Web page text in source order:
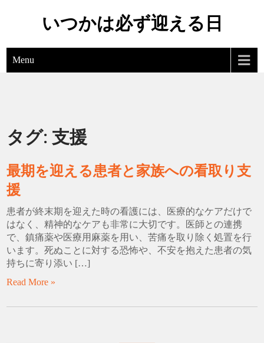
いつかは必ず迎える日
Menu
タグ: 支援
最期を迎える患者と家族への看取り支
援
患者が終末期を迎えた時の看護には、医療的なケアだけで
はなく、精神的なケアも非常に大切です。医師との連携
で、鎮痛薬や医療用麻薬を用い、苦痛を取り除く処置を行
います。死ぬことに対する恐怖や、不安を抱えた患者の気
持ちに寄り添い […]
Read More »